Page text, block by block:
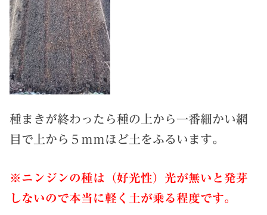
種まきが終わったら種の上から一番細かい網
目で上から５ｍｍほど土をふるいます。
※ニンジンの種は（好光性）光が無いと発芽
しないので本当に軽く土が乗る程度です。